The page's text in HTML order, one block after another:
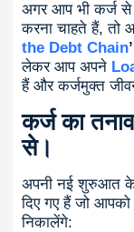
अगर आप भी कर्ज से
करना चाहते हैं, तो
the Debt Chain’
लेकर आप अपने
हैं और कर्जमुक्त
कर्ज का
से।
अपनी नई शुरुआत के
दिए गए हैं जो
निकालेंगे: